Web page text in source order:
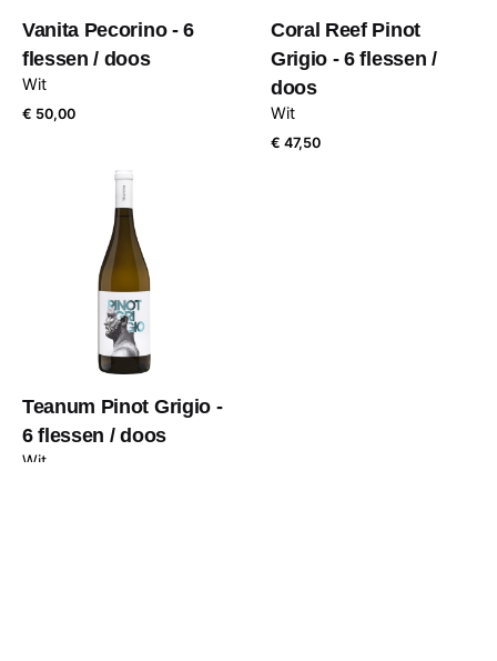
Wit
Vanita Pecorino - 6
flessen / doos
Wit
€ 50,00
Coral Reef Pinot
Grigio - 6 flessen /
doos
Wit
€ 47,50
Teanum Pinot Grigio -
6 flessen / doos
Wit